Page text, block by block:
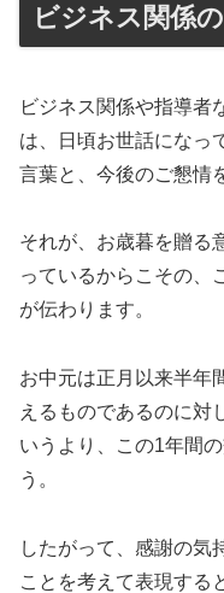
ビジネス関係
ビジネス関係や指導者
は、日頃お世話になっ
言葉と、今後のご懇情
それが、お歳暮を贈る
っているからこその、
が伝わります。
お中元は正月以来半年
えるものであるのに対
いうより、この1年間
う。
したがって、感謝の気
ことを考えて表現する